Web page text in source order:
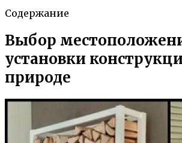
Содержание
Выбор
установки
природе